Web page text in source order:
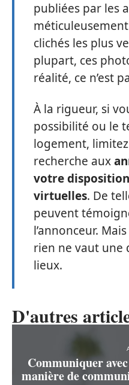
publiées par les
clichés les plus
plupart, ces
réalité, ce n’est
À la rigueur, si
possibilité ou le
logement,
recherche aux
votre
virtuelles. De
peuvent
l’annonceur.
rien ne vaut une
lieux.
D'autres
Communiquer
manière de